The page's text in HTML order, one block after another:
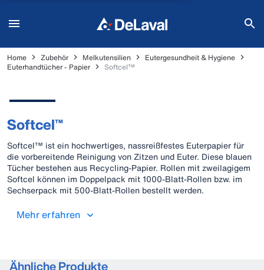
Home Zubehör Melkutensilien
Eutergesundheit & Hygiene
Euterhandtücher - Papier
Softcel™
Softcel™
Softcel™ ist ein hochwertiges, nassreißfestes Euterpapier für
die vorbereitende Reinigung von Zitzen und Euter. Diese blauen
Tücher bestehen aus Recycling-Papier. Rollen mit zweilagigem
Softcel können im Doppelpack mit 1000-Blatt-Rollen bzw. im
Sechserpack mit 500-Blatt-Rollen bestellt werden.
Mehr erfahren
Ähnliche Produkte